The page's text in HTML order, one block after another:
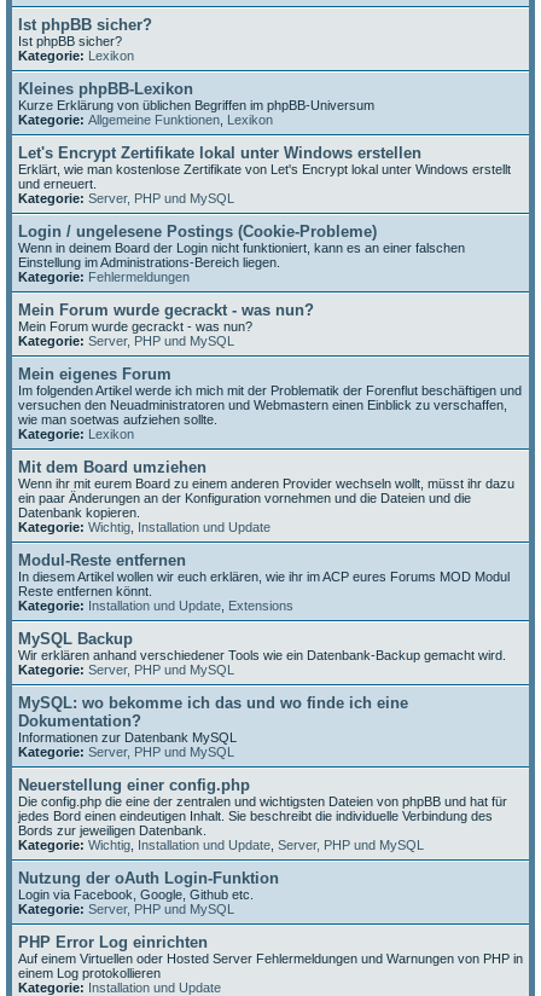
Ist phpBB sicher?
Ist phpBB sicher?
Kategorie: Lexikon
Kleines phpBB-Lexikon
Kurze Erklärung von üblichen Begriffen im phpBB-Universum
Kategorie: Allgemeine Funktionen Lexikon
Let's Encrypt Zertifikate lokal unter Windows erstellen
Erklärt, wie man kostenlose Zertifikate von Let's Encrypt lokal unter Windows erstellt
und erneuert.
Kategorie: Server, PHP und MySQL
Login / ungelesene Postings (Cookie-Probleme)
Wenn in deinem Board der Login nicht funktioniert, kann es an einer falschen
Einstellung im Administrations-Bereich liegen.
Kategorie: Fehlermeldungen
Mein Forum wurde gecrackt - was nun?
Mein Forum wurde gecrackt - was nun?
Kategorie: Server, PHP und MySQL
Mein eigenes Forum
Im folgenden Artikel werde ich mich mit der Problematik der Forenflut beschäftigen und
versuchen den Neuadministratoren und Webmastern einen Einblick zu verschaffen,
wie man soetwas aufziehen sollte.
Kategorie: Lexikon
Mit dem Board umziehen
Wenn ihr mit eurem Board zu einem anderen Provider wechseln wollt, müsst ihr dazu
ein paar Änderungen an der Konfiguration vornehmen und die Dateien und die
Datenbank kopieren.
Kategorie: Wichtig Installation und Update
Modul-Reste entfernen
In diesem Artikel wollen wir euch erklären, wie ihr im ACP eures Forums MOD Modul
Reste entfernen könnt.
Kategorie: Installation und Update Extensions
MySQL Backup
Wir erklären anhand verschiedener Tools wie ein Datenbank-Backup gemacht wird.
Kategorie: Server, PHP und MySQL
MySQL: wo bekomme ich das und wo finde ich eine
Dokumentation?
Informationen zur Datenbank MySQL
Kategorie: Server, PHP und MySQL
Neuerstellung einer config.php
Die config.php die eine der zentralen und wichtigsten Dateien von phpBB und hat für
jedes Bord einen eindeutigen Inhalt. Sie beschreibt die individuelle Verbindung des
Bords zur jeweiligen Datenbank.
Kategorie: Wichtig Installation und Update Server, PHP und MySQL
Nutzung der oAuth Login-Funktion
Login via Facebook, Google, Github etc.
Kategorie: Server, PHP und MySQL
PHP Error Log einrichten
Auf einem Virtuellen oder Hosted Server Fehlermeldungen und Warnungen von PHP in
einem Log protokollieren
Kategorie: Installation und Update